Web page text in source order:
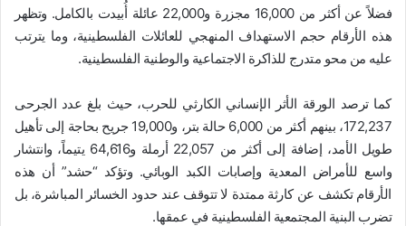
فضلاً عن أكثر من 16,000 مجزرة و22,000 عائلة أُبيدت بالكامل. وتظهر
هذه الأرقام حجم الاستهداف المنهجي للعائلات الفلسطينية، وما يترتب
عليه من محو متدرج للذاكرة الاجتماعية والوطنية الفلسطينية.
كما ترصد الورقة الأثر الإنساني الكارثي للحرب، حيث بلغ عدد الجرحى
172,237، بينهم أكثر من 6,000 حالة بتر، و19,000 جريح بحاجة إلى تأهيل
طويل الأمد، إضافة إلى أكثر من 22,057 أرملة و64,616 يتيماً، وانتشار
واسع للأمراض المعدية وإصابات الكبد الوبائي. وتؤكد “حشد” أن هذه
الأرقام تكشف عن كارثة ممتدة لا تتوقف عند حدود الخسائر المباشرة، بل
تضرب البنية المجتمعية الفلسطينية في عمقها.